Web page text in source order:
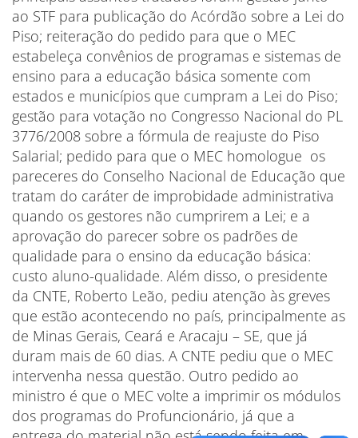
ao STF para publicação do Acórdão sobre a Lei do
Piso; reiteração do pedido para que o MEC
estabeleça convênios de programas e sistemas de
ensino para a educação básica somente com
estados e municípios que cumpram a Lei do Piso;
gestão para votação no Congresso Nacional do PL
3776/2008 sobre a fórmula de reajuste do Piso
Salarial; pedido para que o MEC homologue os
pareceres do Conselho Nacional de Educação que
tratam do caráter de improbidade administrativa
quando os gestores não cumprirem a Lei; e a
aprovação do parecer sobre os padrões de
qualidade para o ensino da educação básica:
custo aluno-qualidade. Além disso, o presidente
da CNTE, Roberto Leão, pediu atenção às greves
que estão acontecendo no país, principalmente as
de Minas Gerais, Ceará e Aracaju – SE, que já
duram mais de 60 dias. A CNTE pediu que o MEC
intervenha nessa questão. Outro pedido ao
ministro é que o MEC volte a imprimir os módulos
dos programas do Profuncionário, já que a